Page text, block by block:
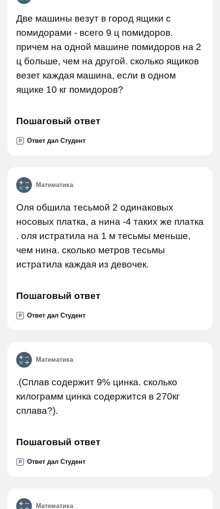
Две машины везут в город ящики с
помидорами - всего 9 ц помидоров.
причем на одной машине помидоров на 2
ц больше, чем на другой. сколько ящиков
везет каждая машина, если в одном
ящике 10 кг помидоров?
Пошаговый ответ
P Ответ дал Студент
Математика
Оля обшила тесьмой 2 одинаковых
носовых платка, а нина -4 таких же платка
. оля истратила на 1 м тесьмы меньше,
чем нина. сколько метров тесьмы
истратила каждая из девочек.
Пошаговый ответ
P Ответ дал Студент
Математика
.(Сплав содержит 9% цинка. сколько
килограмм цинка содержится в 270кг
сплава?).
Пошаговый ответ
P Ответ дал Студент
Математика